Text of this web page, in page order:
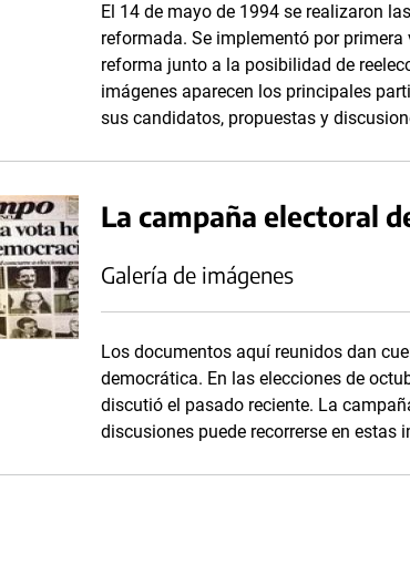
El 14 de mayo de 1994 se realizaron
reformada. Se implementó por
reforma junto a la posibilidad de
imágenes aparecen los principales
sus candidatos, propuestas y
La campaña electoral
Galería de imágenes
Los documentos aquí reunidos dan
democrática. En las elecciones de
discutió el pasado reciente. La
discusiones puede recorrerse en estas